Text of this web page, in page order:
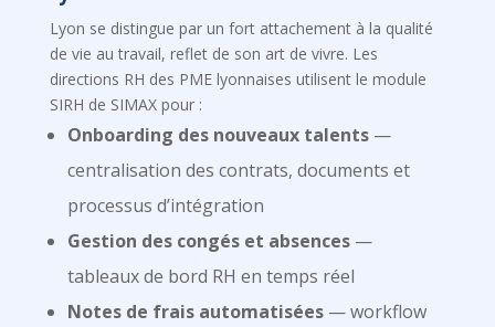
Lyon se distingue par un fort attachement à la qualité
de vie au travail, reflet de son art de vivre. Les
directions RH des PME lyonnaises utilisent le module
SIRH de SIMAX pour :
Onboarding des nouveaux talents—
centralisation des contrats, documents et
processus d’intégration
Gestion des congés et absences—
tableaux de bord RH en temps réel
Notes de frais automatisées— workflow